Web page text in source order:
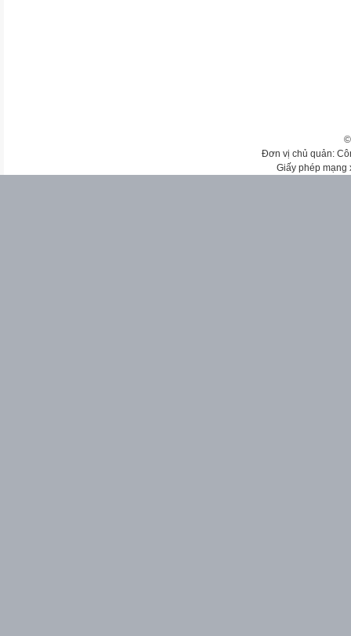
Đơn vị chủ quản:
Giấy phép mạng